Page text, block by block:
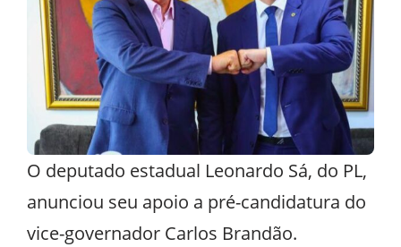
O deputado estadual Leonardo Sá, do PL,
anunciou seu apoio a pré-candidatura do
vice-governador Carlos Brandão.